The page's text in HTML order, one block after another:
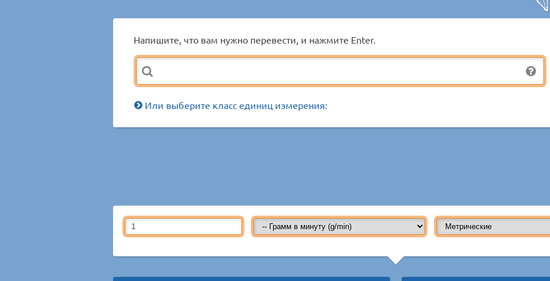
Напишите, что вам нужно перевести, и нажмите Enter.
Или выберите класс единиц измерения: